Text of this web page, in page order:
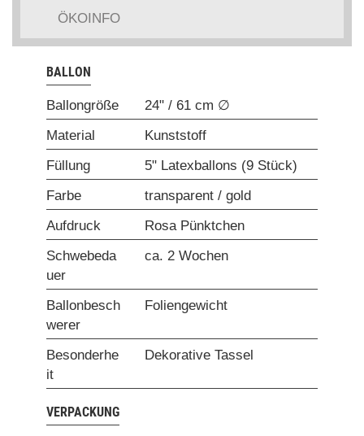
ÖKOINFO
BALLON
Ballongröße
24" / 61 cm ∅
Material
Kunststoff
Füllung
5" Latexballons (9 Stück)
Farbe
transparent / gold
Aufdruck
Rosa Pünktchen
Schwebeda
uer
ca. 2 Wochen
Ballonbesch
werer
Foliengewicht
Besonderhe
it
Dekorative Tassel
VERPACKUNG